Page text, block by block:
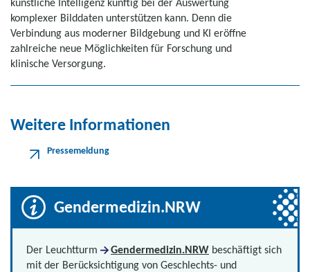
komplexer Bilddaten unterstützen kann. Denn die
Verbindung aus moderner Bildgebung und KI eröffne
zahlreiche neue Möglichkeiten für Forschung und
klinische Versorgung.
Weitere Informationen
Pressemeldung
Gendermedizin.NRW
Der Leuchtturm Gendermedizin.NRW beschäftigt sich
mit der Berücksichtigung von Geschlechts- und